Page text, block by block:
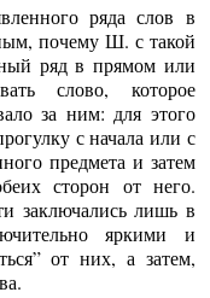
ряда слов в
почему Ш. с такой
ряд в прямом или
слово, которое
за ним: для этого
с начала или с
предмета и затем
сторон от него.
заключались лишь в
яркими и
от них, а затем,